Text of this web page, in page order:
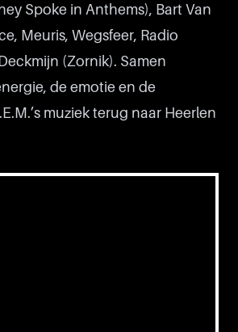
Spoke in Anthems), Bart Van
Meuris, Wegsfeer, Radio
(Zornik). Samen
de emotie en de
muziek terug naar Heerlen